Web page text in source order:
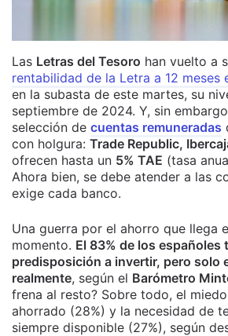
Las Letras del Tesoro han vuelto a
rentabilidad de la Letra a 12 meses
en la subasta de este martes, su
septiembre de 2024. Y, sin
selección de cuentas remuneradas
con holgura: Trade Republic,
ofrecen hasta un 5% TAE (tasa
Ahora bien, se debe atender a las
exige cada banco.
Una guerra por el ahorro que llega
momento. El 83% de los españoles
predisposición a invertir, pero solo
realmente, según el Barómetro
frena al resto? Sobre todo, el
ahorrado (28%) y la necesidad de
siempre disponible (27%), según